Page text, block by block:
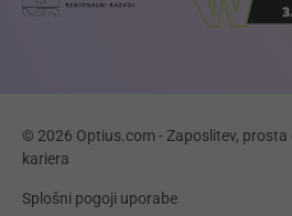
© 2026 Optius.com - Zaposlitev, prosta
kariera
Splošni pogoji uporabe